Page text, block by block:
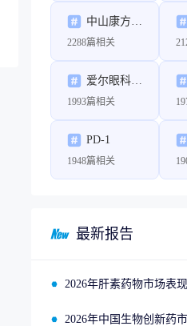
中山康方生物医药有限公司
2288篇相关
爱尔眼科医院集团股份有限公司
1993篇相关
PD-1
1948篇相关
最新报告
2026年肝素药物市场表